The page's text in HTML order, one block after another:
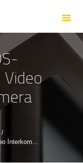
İnterkom...